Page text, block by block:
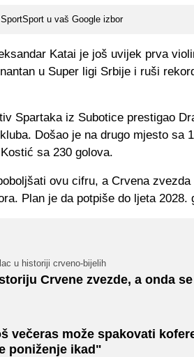
u vaš Google izbor
Katai je još uvijek prva
u Super ligi Srbije i ruši
Spartaka iz Subotice prestigao
Došao je na drugo mjesto sa
sa 230 golova.
ovu cifru, a Crvena zvezda
Plan je da potpiše do ljeta 2028.
u historiji crveno-bijelih
Crvene zvezde, a onda
večeras može spakovati
poniženje ikad"